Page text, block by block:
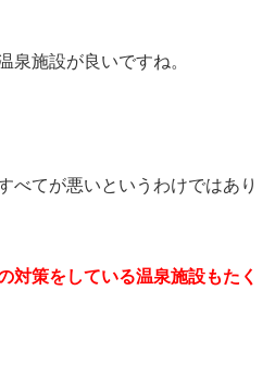
泉施設が良いですね。
べてが悪いというわけではあり
対策をしている温泉施設もたく